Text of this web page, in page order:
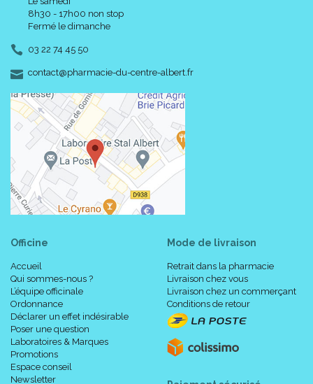
8h30 - 17h00 non stop
Fermé le dimanche
03 22 74 45 50
contact-
@-
pharmacie-du-centre-albert.fr
Officine
Accueil
Qui sommes-nous ?
L’équipe officinale
Ordonnance
Déclarer un effet indésirable
Poser une question
Laboratoires & Marques
Promotions
Espace conseil
Newsletter
Mode de livraison
Retrait dans la pharmacie
Livraison chez vous
Livraison chez un commerçant
Conditions de retour